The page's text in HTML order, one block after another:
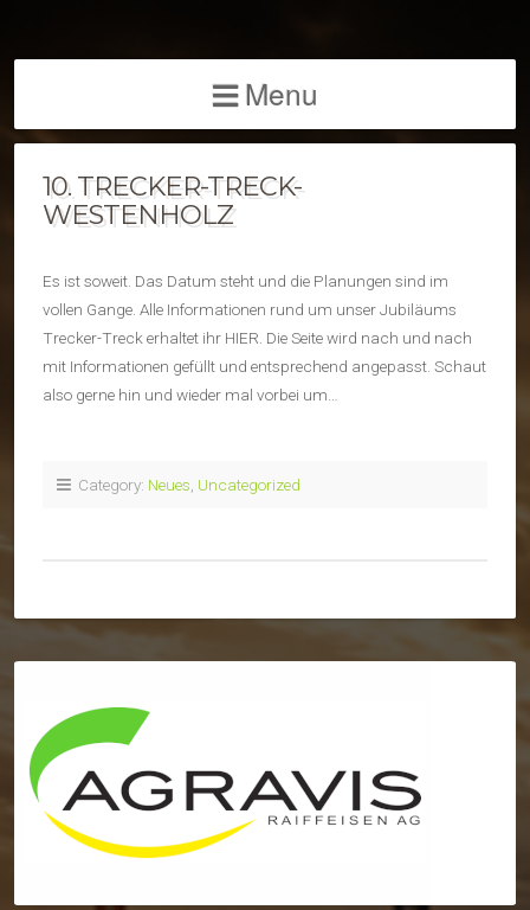
Menu
10. TRECKER-TRECK-
WESTENHOLZ
Es ist soweit. Das Datum steht und die Planungen sind im
vollen Gange. Alle Informationen rund um unser Jubiläums
Trecker-Treck erhaltet ihr HIER. Die Seite wird nach und nach
mit Informationen gefüllt und entsprechend angepasst. Schaut
also gerne hin und wieder mal vorbei um…
Category: Neues Uncategorized